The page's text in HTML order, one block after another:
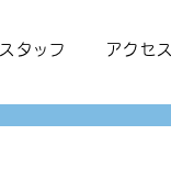
スタッフ アクセス